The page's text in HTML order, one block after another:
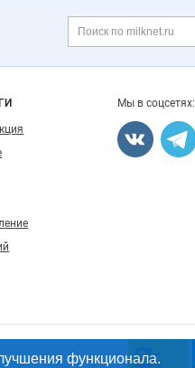
Мы в соцсетях:
функционала.